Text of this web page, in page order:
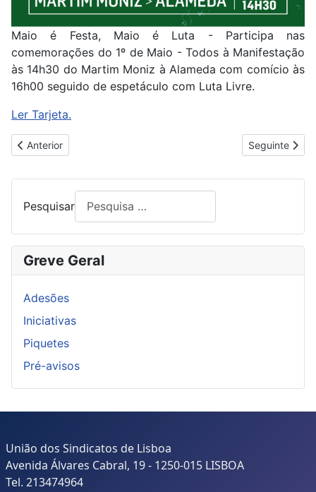
Maio é Festa, Maio é Luta - Participa nas
comemorações do 1º de Maio - Todos à Manifestação
às 14h30 do Martim Moniz à Alameda com comício às
16h00 seguido de espetáculo com Luta Livre.
Ler Tarjeta.
Artigo anterior: MAIO: CELEBRAÇÃO E LUTA POR MUDANÇA
Anterior Artigo
Seguinte
Pesquisar
Greve Geral
Adesões
Iniciativas
Piquetes
Pré-avisos
União dos Sindicatos de Lisboa
Avenida Álvares Cabral, 19 - 1250-015 LISBOA
Tel. 213474964